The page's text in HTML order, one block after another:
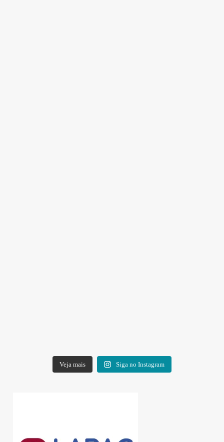
Veja mais Siga no Instagram